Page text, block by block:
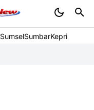
SumselSumbarKepri